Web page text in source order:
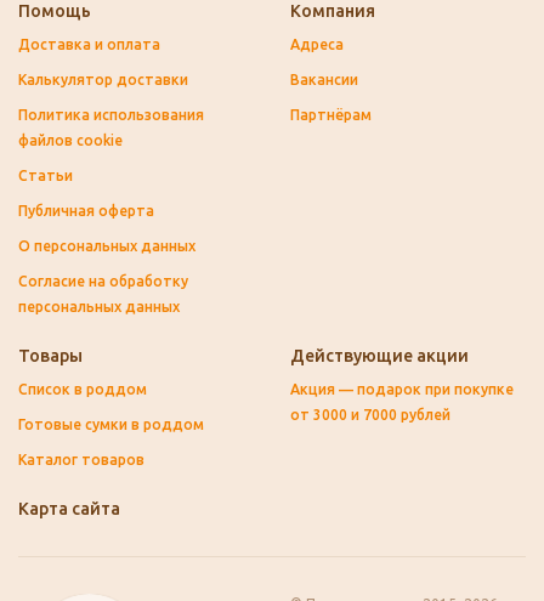
Помощь
Доставка и оплата
Калькулятор доставки
Политика использования
файлов cookie
Статьи
Публичная оферта
О персональных данных
Согласие на обработку
персональных данных
Компания
Адреса
Вакансии
Партнёрам
Товары
Список в роддом
Готовые сумки в роддом
Каталог товаров
Действующие акции
Акция — подарок при покупке
от 3000 и 7000 рублей
Карта сайта